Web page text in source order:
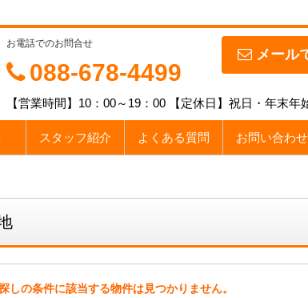
メール
お電話でのお問合せ
088-678-4499
【営業時間】10：00～19：00 【定休日】祝日・年末年
スタッフ紹介 よくある質問 お問い合わせ
しの条件に該当する物件は見つかりません。